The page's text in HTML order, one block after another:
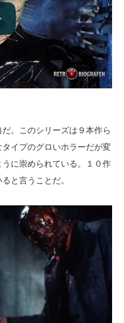
。このシリーズは９本作ら
イプのグロいホラーだが変
に崇められている。１０作
と言うことだ。